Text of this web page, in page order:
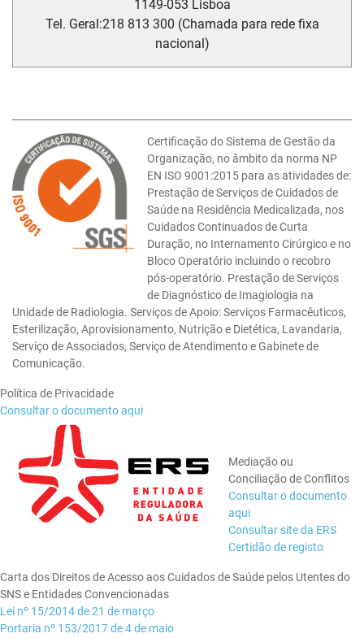
1149-053 Lisboa
Tel. Geral:218 813 300 (Chamada para rede fixa
nacional)
Certificação do Sistema de Gestão da
Organização, no âmbito da norma NP
EN ISO 9001:2015 para as atividades de:
Prestação de Serviços de Cuidados de
Saúde na Residência Medicalizada, nos
Cuidados Continuados de Curta
Duração, no Internamento Cirúrgico e no
Bloco Operatório incluindo o recobro
pós-operatório. Prestação de Serviços
de Diagnóstico de Imagiologia na
Unidade de Radiologia. Serviços de Apoio: Serviços Farmacêuticos,
Esterilização, Aprovisionamento, Nutrição e Dietética, Lavandaria,
Serviço de Associados, Serviço de Atendimento e Gabinete de
Comunicação.
Política de Privacidade
Consultar o documento aqui
Mediação ou
Conciliação de Conflitos
Consultar o documento
aqui
Consultar site da ERS
Certidão de registo
Carta dos Direitos de Acesso aos Cuidados de Saúde pelos Utentes do
SNS e Entidades Convencionadas
Lei nº 15/2014 de 21 de março
Portaria nº 153/2017 de 4 de maio